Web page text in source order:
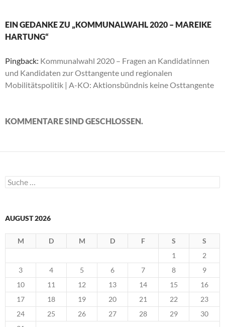
EIN GEDANKE ZU „KOMMUNALWAHL 2020 – MAREIKE
HARTUNG“
Pingback: Kommunalwahl 2020 – Fragen an Kandidatinnen
und Kandidaten zur Osttangente und regionalen
Mobilitätspolitik | A-KO: Aktionsbündnis keine Osttangente
KOMMENTARE SIND GESCHLOSSEN.
Suche
nach:
AUGUST 2026
M D M D F S
S
1
2
3
4 5 6 7 8
9
10
11 12 13 14 15
16
17
18 19 20 21 22
23
24
25 26 27 28 29
30